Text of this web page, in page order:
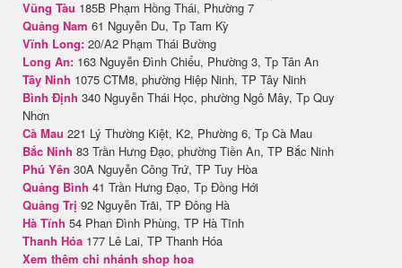
Vũng Tàu 185B Phạm Hồng Thái, Phường 7
Quảng Nam 61 Nguyễn Du, Tp Tam Kỳ
Vĩnh Long: 20/A2 Phạm Thái Bường
Long An: 163 Nguyễn Đình Chiểu, Phường 3, Tp Tân An
Tây Ninh 1075 CTM8, phường Hiệp Ninh, TP Tây Ninh
Bình Định 340 Nguyễn Thái Học, phường Ngô Mây, Tp Quy
Nhơn
Cà Mau 221 Lý Thường Kiệt, K2, Phường 6, Tp Cà Mau
Bắc Ninh 83 Trần Hưng Đạo, phường Tiền An, TP Bắc Ninh
Phú Yên 30A Nguyễn Công Trứ, TP Tuy Hòa
Quảng Bình 41 Trần Hưng Đạo, Tp Đồng Hới
Quảng Trị 92 Nguyễn Trãi, TP Đông Hà
Hà Tĩnh 54 Phan Đình Phùng, TP Hà Tĩnh
Thanh Hóa 177 Lê Lai, TP Thanh Hóa
Xem thêm chi nhánh shop hoa